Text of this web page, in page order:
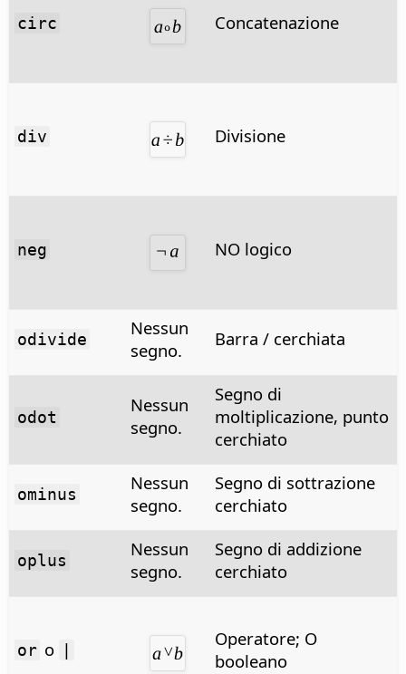
circ Concatenazione
div Divisione
neg NO logico
odivide
Nessun
segno.
Barra / cerchiata
odot
Nessun
segno.
Segno di
moltiplicazione, punto
cerchiato
ominus
Nessun
segno.
Segno di sottrazione
cerchiato
oplus
Nessun
segno.
Segno di addizione
cerchiato
or o
Operatore; O
booleano